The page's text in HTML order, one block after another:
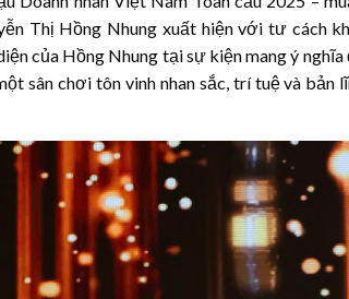
Thị Hồng Nhung xuất hiện với tư cách
của Hồng Nhung tại sự kiện mang ý
sân chơi tôn vinh nhan sắc, trí tuệ và bản